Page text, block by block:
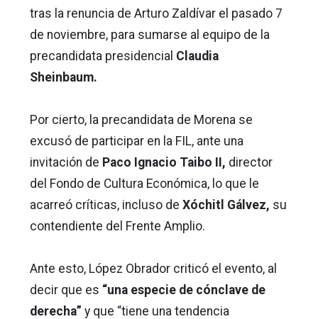
tras la renuncia de Arturo Zaldívar el pasado 7
de noviembre, para sumarse al equipo de la
precandidata presidencial Claudia
Sheinbaum.
Por cierto, la precandidata de Morena se
excusó de participar en la FIL, ante una
invitación de Paco Ignacio Taibo II, director
del Fondo de Cultura Económica, lo que le
acarreó críticas, incluso de Xóchitl Gálvez, su
contendiente del Frente Amplio.
Ante esto, López Obrador criticó el evento, al
decir que es “una especie de cónclave de
derecha” y que “tiene una tendencia